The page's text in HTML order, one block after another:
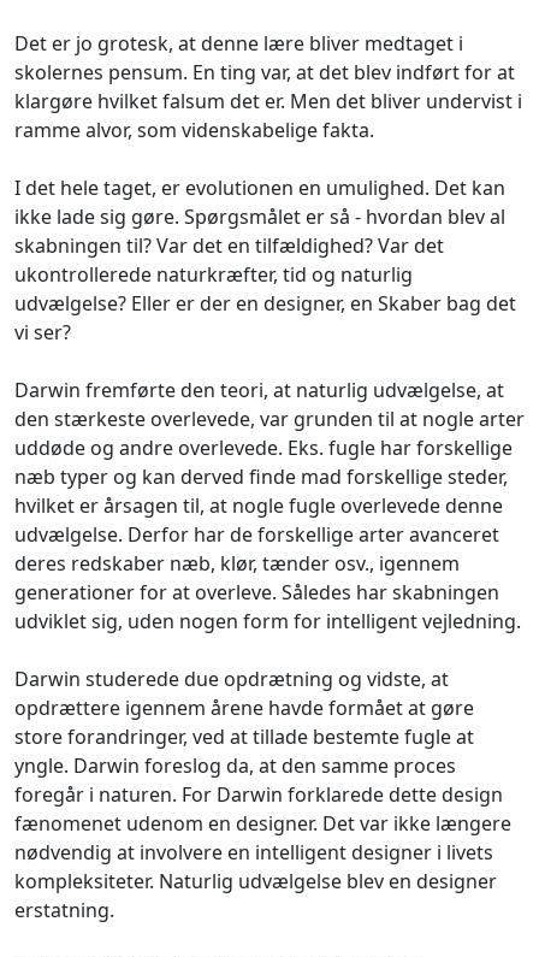
Det er jo grotesk, at denne lære bliver medtaget i
skolernes pensum. En ting var, at det blev indført for at
klargøre hvilket falsum det er. Men det bliver undervist i
ramme alvor, som videnskabelige fakta.
I det hele taget, er evolutionen en umulighed. Det kan
ikke lade sig gøre. Spørgsmålet er så - hvordan blev al
skabningen til? Var det en tilfældighed? Var det
ukontrollerede naturkræfter, tid og naturlig
udvælgelse? Eller er der en designer, en Skaber bag det
vi ser?
Darwin fremførte den teori, at naturlig udvælgelse, at
den stærkeste overlevede, var grunden til at nogle arter
uddøde og andre overlevede. Eks. fugle har forskellige
næb typer og kan derved finde mad forskellige steder,
hvilket er årsagen til, at nogle fugle overlevede denne
udvælgelse. Derfor har de forskellige arter avanceret
deres redskaber næb, klør, tænder osv., igennem
generationer for at overleve. Således har skabningen
udviklet sig, uden nogen form for intelligent vejledning.
Darwin studerede due opdrætning og vidste, at
opdrættere igennem årene havde formået at gøre
store forandringer, ved at tillade bestemte fugle at
yngle. Darwin foreslog da, at den samme proces
foregår i naturen. For Darwin forklarede dette design
fænomenet udenom en designer. Det var ikke længere
nødvendig at involvere en intelligent designer i livets
kompleksiteter. Naturlig udvælgelse blev en designer
erstatning.